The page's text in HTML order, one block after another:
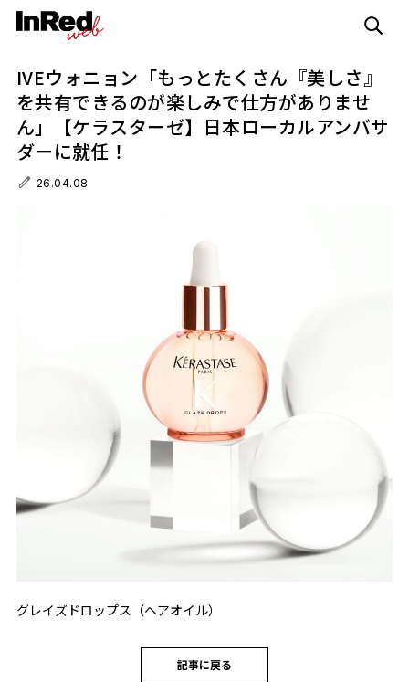
IVEウォニョン「もっとたくさん『美しさ』
を共有できるのが楽しみで仕方がありませ
ん」【ケラスターゼ】日本ローカルアンバサ
ダーに就任！
26.04.08
グレイズドロップス（ヘアオイル）
記事に戻る